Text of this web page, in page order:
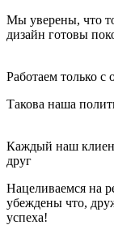
Мы уверены, что
дизайн готовы
Работаем только
Такова наша
Каждый наш
друг
Нацеливаемся на
убеждены что,
успеха!